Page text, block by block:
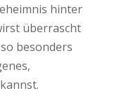
hinter
überrascht
besonders